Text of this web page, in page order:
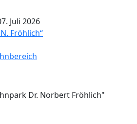
Juli 2026
Fröhlich“
Dr. Norbert Fröhlich"